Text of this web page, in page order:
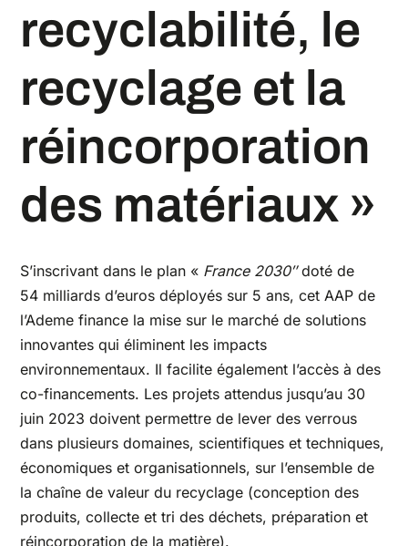
recyclabilité, le
recyclage et la
réincorporation
des matériaux »
S’inscrivant dans le plan « France 2030″doté de
54 milliards d’euros déployés sur 5 ans, cet AAP de
l’Ademe finance la mise sur le marché de solutions
innovantes qui éliminent les impacts
environnementaux. Il facilite également l’accès à des
co-financements. Les projets attendus jusqu’au 30
juin 2023 doivent permettre de lever des verrous
dans plusieurs domaines, scientifiques et techniques,
économiques et organisationnels, sur l’ensemble de
la chaîne de valeur du recyclage (conception des
produits, collecte et tri des déchets, préparation et
réincorporation de la matière).